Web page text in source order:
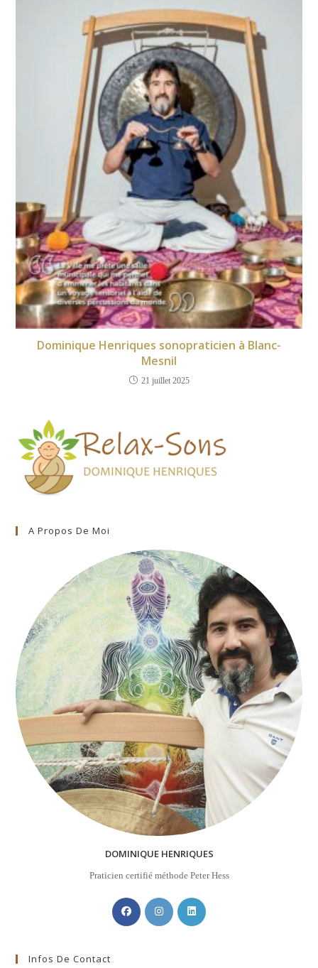
Dominique Henriques sonopraticien à Blanc-
Mesnil
21 juillet 2025
A Propos De Moi
DOMINIQUE HENRIQUES
Praticien certifié méthode Peter Hess
Infos De Contact